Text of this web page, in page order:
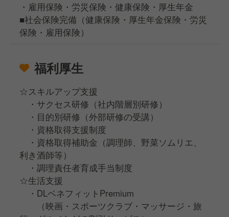
・雇用保険・労災保険・健康保険・厚生年金
■社会保険完備（健康保険・厚生年金保険・労災
保険・雇用保険）
福利厚生
☆スキルアップ支援
・サクセス研修（社内階層別研修）
・目的別研修（外部研修の受講）
・資格取得支援制度
・資格取得補助金（調理師、野菜ソムリエ、
利き酒師等）
・調理責任者育成手当制度
☆生活支援
・DLベネフィットPremium
（映画・スポーツクラブ・マッサージ・旅